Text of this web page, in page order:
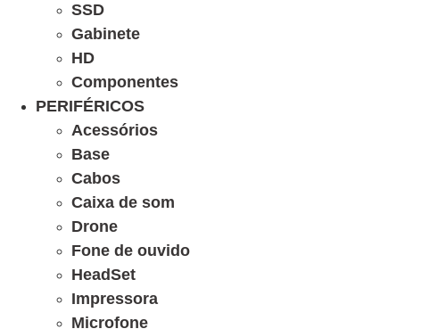
SSD
Gabinete
HD
Componentes
PERIFÉRICOS
Acessórios
Base
Cabos
Caixa de som
Drone
Fone de ouvido
HeadSet
Impressora
Microfone